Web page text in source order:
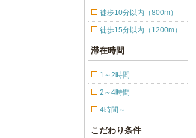
徒歩10分以内（800m）
徒歩15分以内（1200m）
滞在時間
1～2時間
2～4時間
4時間～
こだわり条件